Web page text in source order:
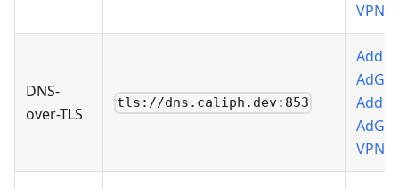
VPN
DNS-
over-TLS
tls://dns.caliph.dev:853
Add
Add
VPN